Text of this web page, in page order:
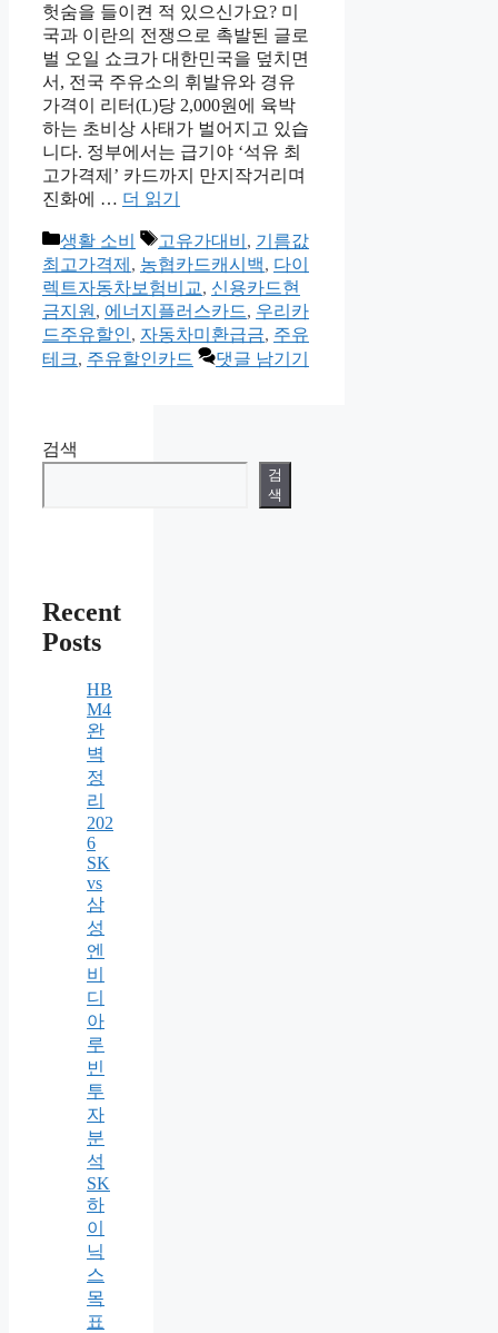
헛숨을 들이켠 적 있으신가요? 미
국과 이란의 전쟁으로 촉발된 글로
벌 오일 쇼크가 대한민국을 덮치면
서, 전국 주유소의 휘발유와 경유
가격이 리터(L)당 2,000원에 육박
하는 초비상 사태가 벌어지고 있습
니다. 정부에서는 급기야 ‘석유 최
고가격제’ 카드까지 만지작거리며
진화에 … 더 읽기
카
테
고
리
생활 소비
태
그
고유가대비 , 기름값
최고가격제 , 농협카드캐시백, 다이
렉트자동차보험비교, 신용카드현
금지원 , 에너지플러스카드, 우리카
드주유할인, 자동차미환급금, 주유
테크, 주유할인카드 댓글 남기기
검색
검
색
Recent
Posts
HB
M4
완
벽
정
리
202
6
SK
vs
삼
성
엔
비
디
아
루
빈
투
자
분
석
SK
하
이
닉
스
목
표